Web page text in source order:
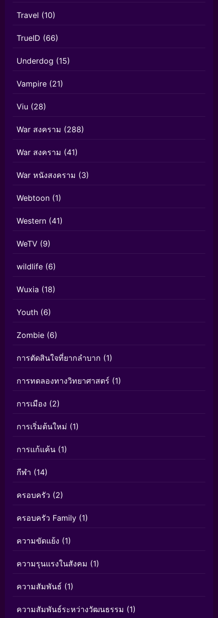
Travel (10)
TrueID (66)
Underdog (15)
Vampire (21)
Viu (28)
War สงคราม (288)
War สงคราม (41)
War หนังสงคราม (3)
Webtoon (1)
Western (41)
WeTV (9)
wildlife (6)
Wuxia (18)
Youth (6)
Zombie (6)
การตัดสินใจที่ยากลำบาก (1)
การทดลองทางวิทยาศาสตร์ (1)
การเมือง (2)
การเริ่มต้นใหม่ (1)
การแก้แค้น (1)
กีฬา (14)
ครอบครัว (2)
ครอบครัว Family (1)
ความขัดแย้ง (1)
ความรุนแรงในสังคม (1)
ความสัมพันธ์ (1)
ความสัมพันธ์ระหว่างวัฒนธรรม (1)